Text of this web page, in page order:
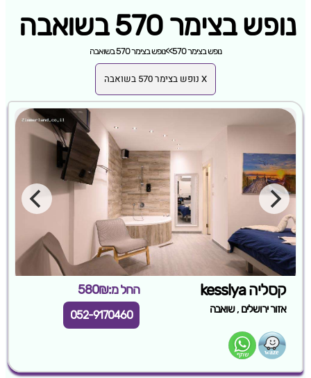
נופש בצימר 570 בשואבה
נופש בצימר 570 >>נופש בצימר 570 בשואבה
X נופש בצימר 570 בשואבה
קסליה kesslya החל מ:580₪
אזור ירושלים ,שואבה 052-9170460